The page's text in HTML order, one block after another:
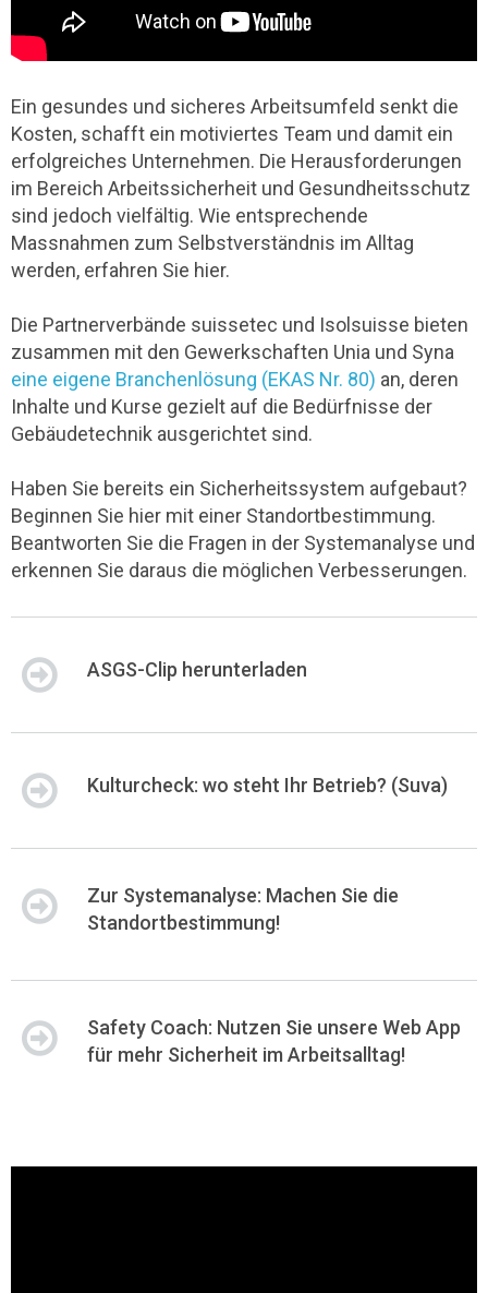
Ein gesundes und sicheres Arbeitsumfeld senkt die
Kosten, schafft ein motiviertes Team und damit ein
erfolgreiches Unternehmen. Die Herausforderungen
im Bereich Arbeitssicherheit und Gesundheitsschutz
sind jedoch vielfältig. Wie entsprechende
Massnahmen zum Selbstverständnis im Alltag
werden, erfahren Sie hier.
Die Partnerverbände suissetec und Isolsuisse bieten
zusammen mit den Gewerkschaften Unia und Syna
eine eigene Branchenlösung (EKAS Nr. 80) an, deren
Inhalte und Kurse gezielt auf die Bedürfnisse der
Gebäudetechnik ausgerichtet sind.
Haben Sie bereits ein Sicherheitssystem aufgebaut?
Beginnen Sie hier mit einer Standortbestimmung.
Beantworten Sie die Fragen in der Systemanalyse und
erkennen Sie daraus die möglichen Verbesserungen.
ASGS-Clip herunterladen
Kulturcheck: wo steht Ihr Betrieb? (Suva)
Zur Systemanalyse: Machen Sie die
Standortbestimmung!
Safety Coach: Nutzen Sie unsere Web App
für mehr Sicherheit im Arbeitsalltag!